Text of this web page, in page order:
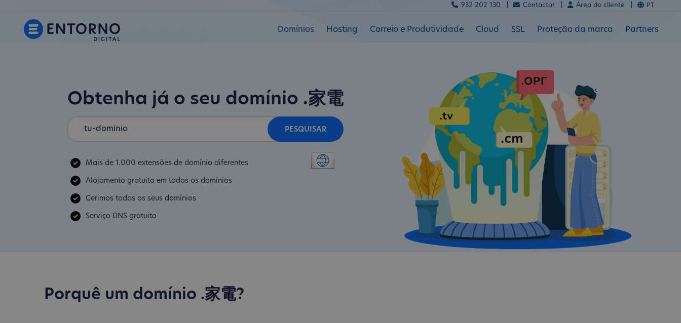
Domínios Hosting Correio e Produtividade Cloud SSL Proteção da marca Partners
932 202 130 | Contactar | Área do cliente | PT
Obtenha já o seu domínio .家電
PESQUISAR
Mais de 1.000 extensões de domínio diferentes
Alojamento gratuito em todos os domínios
Gerimos todos os seus domínios
Serviço DNS gratuito
Porquê um domínio .家電?